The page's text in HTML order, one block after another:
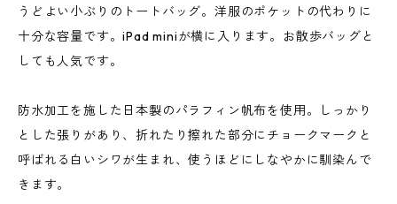
うどよい小ぶりのトートバッグ。洋服のポケットの代わりに
十分な容量です。iPad miniが横に入ります。お散歩バッグと
しても人気です。
防水加工を施した日本製のパラフィン帆布を使用。しっかり
とした張りがあり、折れたり擦れた部分にチョークマークと
呼ばれる白いシワが生まれ、使うほどにしなやかに馴染んで
きます。